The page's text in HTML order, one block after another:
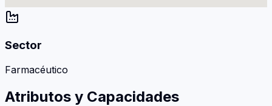
Sector
Farmacéutico
Atributos y Capacidades